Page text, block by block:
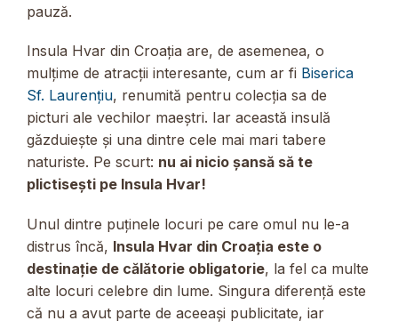
pauză.
Insula Hvar din Croația are, de asemenea, o
mulțime de atracții interesante, cum ar fi Biserica
Sf. Laurențiu, renumită pentru colecția sa de
picturi ale vechilor maeștri. Iar această insulă
găzduiește și una dintre cele mai mari tabere
naturiste. Pe scurt: nu ai nicio șansă să te
plictisești pe Insula Hvar!
Unul dintre puținele locuri pe care omul nu le-a
distrus încă, Insula Hvar din Croația este o
destinație de călătorie obligatorie, la fel ca multe
alte locuri celebre din lume. Singura diferență este
că nu a avut parte de aceeași publicitate, iar